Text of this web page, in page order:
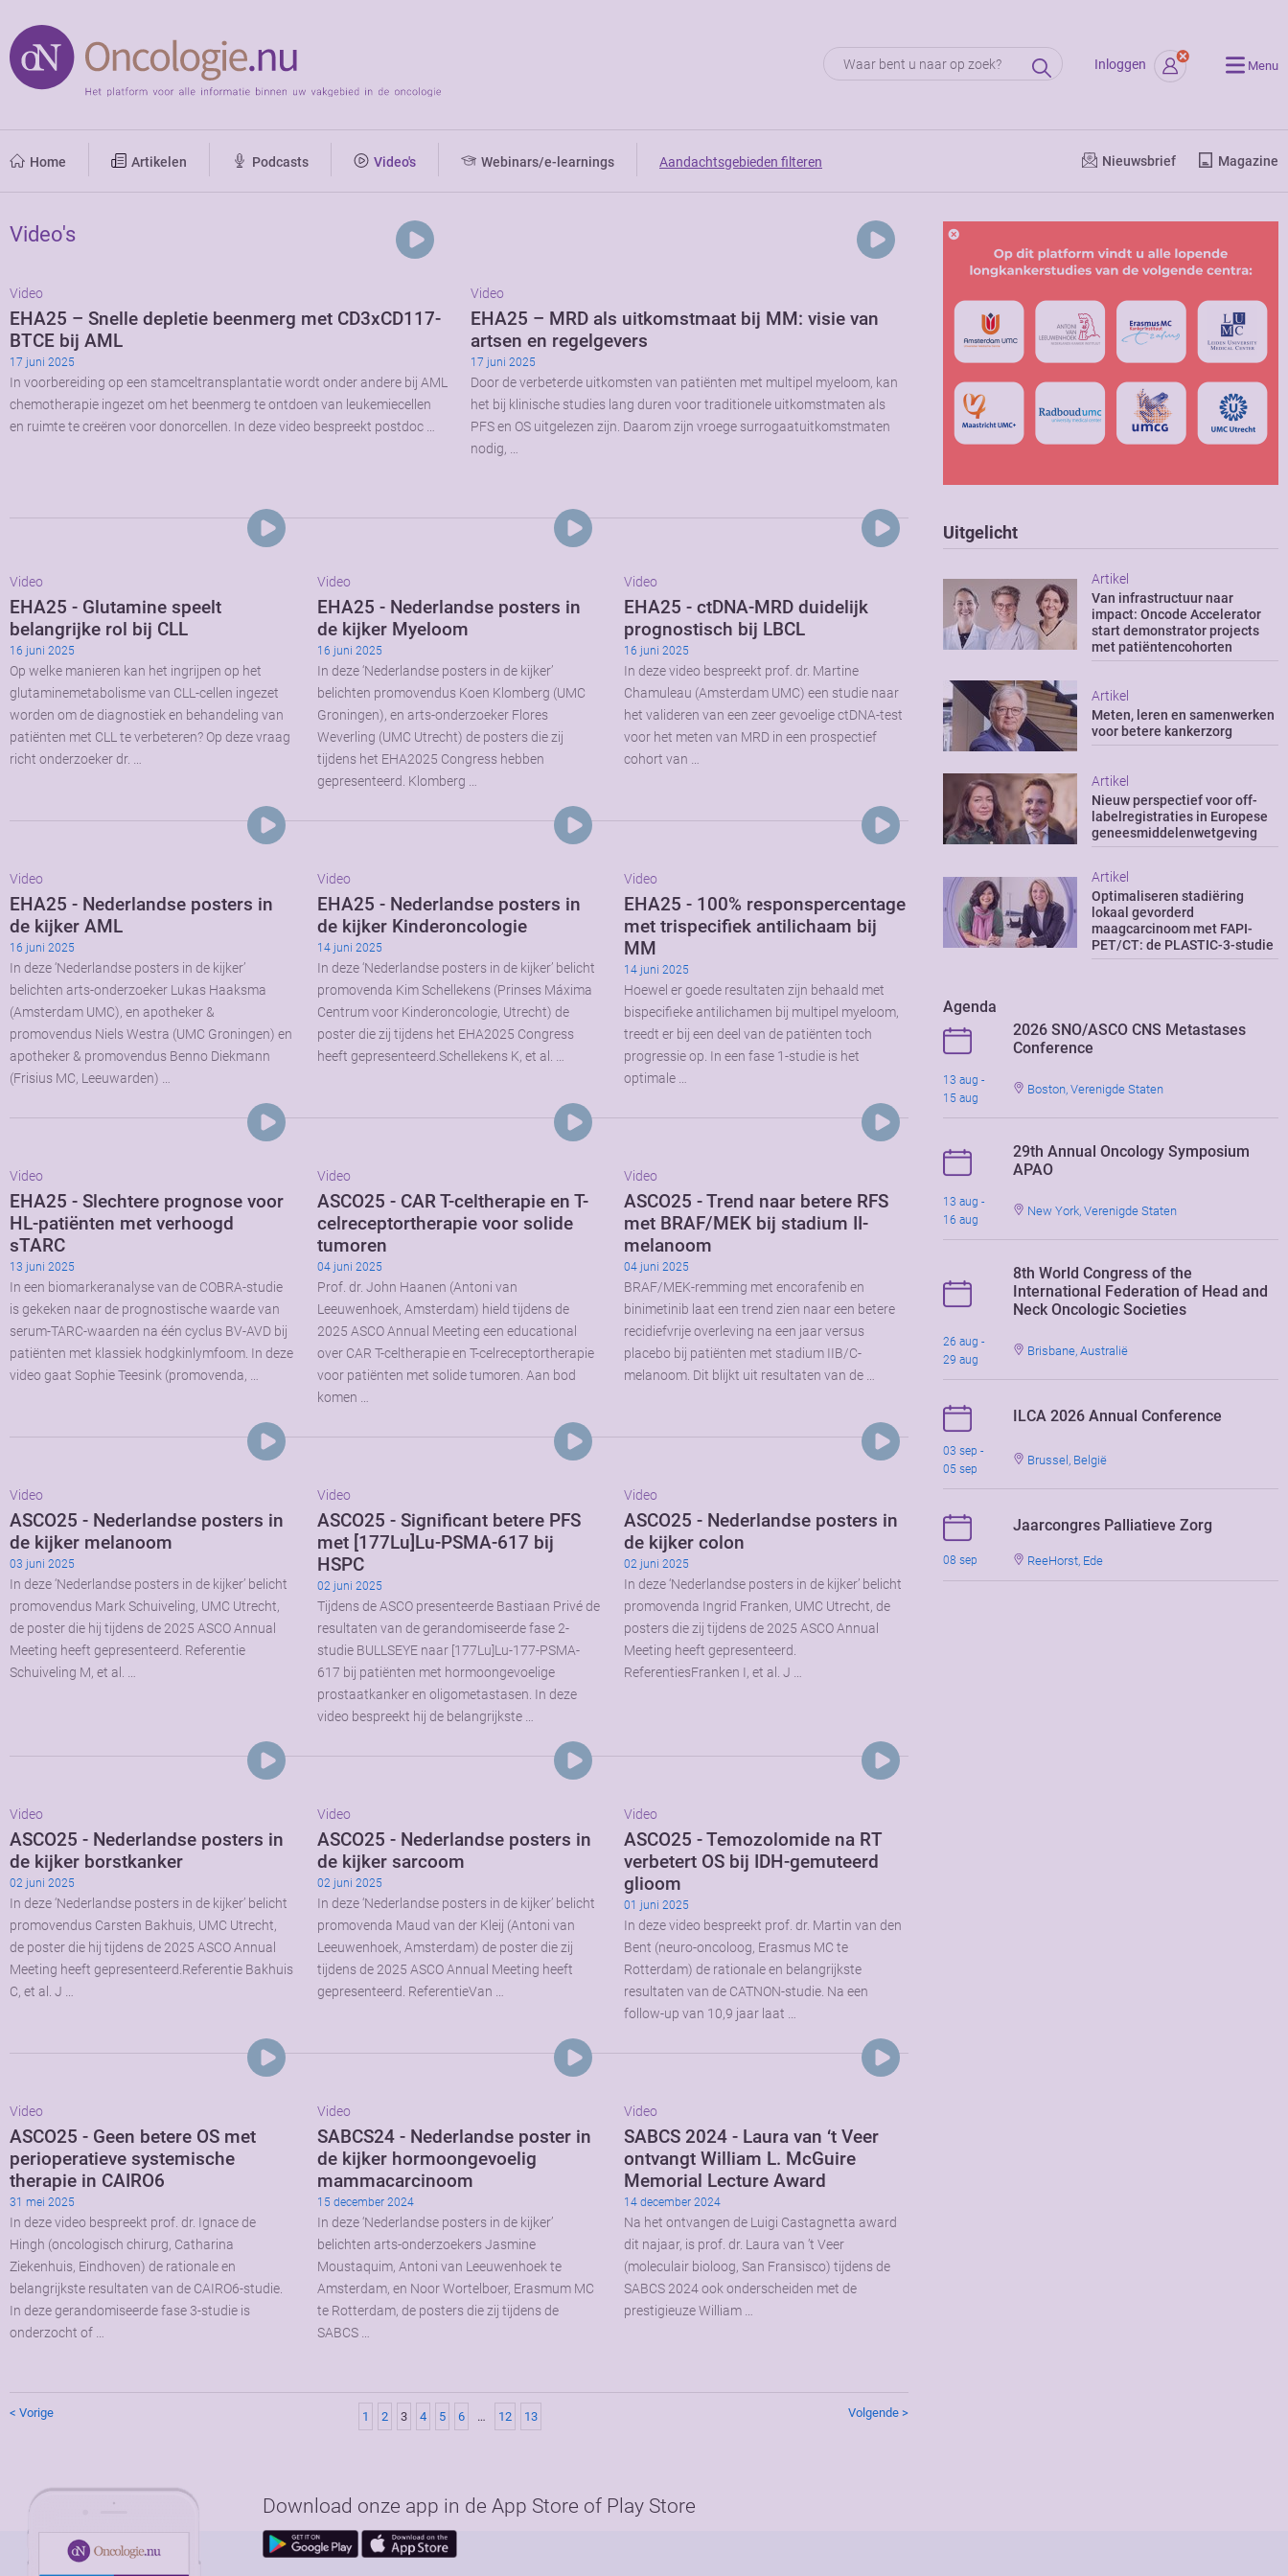
Inloggen Menu
Home Artikelen Podcasts Video's Webinars/e-learnings Aandachtsgebieden filteren Nieuwsbrief Magazine
Video's
Video
EHA25 – Snelle depletie beenmerg met CD3xCD117-
BTCE bij AML
17 juni 2025
In voorbereiding op een stamceltransplantatie wordt onder andere bij AML
chemotherapie ingezet om het beenmerg te ontdoen van leukemiecellen
en ruimte te creëren voor donorcellen. In deze video bespreekt postdoc …
Video
EHA25 – MRD als uitkomstmaat bij MM: visie van
artsen en regelgevers
17 juni 2025
Door de verbeterde uitkomsten van patiënten met multipel myeloom, kan
het bij klinische studies lang duren voor traditionele uitkomstmaten als
PFS en OS uitgelezen zijn. Daarom zijn vroege surrogaatuitkomstmaten
nodig, …
Video
EHA25 - Glutamine speelt
belangrijke rol bij CLL
16 juni 2025
Op welke manieren kan het ingrijpen op het
glutaminemetabolisme van CLL-cellen ingezet
worden om de diagnostiek en behandeling van
patiënten met CLL te verbeteren? Op deze vraag
richt onderzoeker dr. …
Video
EHA25 - Nederlandse posters in
de kijker Myeloom
16 juni 2025
In deze ‘Nederlandse posters in de kijker’
belichten promovendus Koen Klomberg (UMC
Groningen), en arts-onderzoeker Flores
Weverling (UMC Utrecht) de posters die zij
tijdens het EHA2025 Congress hebben
gepresenteerd. Klomberg …
Video
EHA25 - ctDNA-MRD duidelijk
prognostisch bij LBCL
16 juni 2025
In deze video bespreekt prof. dr. Martine
Chamuleau (Amsterdam UMC) een studie naar
het valideren van een zeer gevoelige ctDNA-test
voor het meten van MRD in een prospectief
cohort van …
Video
EHA25 - Nederlandse posters in
de kijker AML
16 juni 2025
In deze ‘Nederlandse posters in de kijker’
belichten arts-onderzoeker Lukas Haaksma
(Amsterdam UMC), en apotheker &
promovendus Niels Westra (UMC Groningen) en
apotheker & promovendus Benno Diekmann
(Frisius MC, Leeuwarden) …
Video
EHA25 - Nederlandse posters in
de kijker Kinderoncologie
14 juni 2025
In deze ‘Nederlandse posters in de kijker’ belicht
promovenda Kim Schellekens (Prinses Máxima
Centrum voor Kinderoncologie, Utrecht) de
poster die zij tijdens het EHA2025 Congress
heeft gepresenteerd.Schellekens K, et al. …
Video
EHA25 - 100% responspercentage
met trispecifiek antilichaam bij
MM
14 juni 2025
Hoewel er goede resultaten zijn behaald met
bispecifieke antilichamen bij multipel myeloom,
treedt er bij een deel van de patiënten toch
progressie op. In een fase 1-studie is het
optimale …
Video
EHA25 - Slechtere prognose voor
HL-patiënten met verhoogd
sTARC
13 juni 2025
In een biomarkeranalyse van de COBRA-studie
is gekeken naar de prognostische waarde van
serum-TARC-waarden na één cyclus BV-AVD bij
patiënten met klassiek hodgkinlymfoom. In deze
video gaat Sophie Teesink (promovenda, …
Video
ASCO25 - CAR T-celtherapie en T-
celreceptortherapie voor solide
tumoren
04 juni 2025
Prof. dr. John Haanen (Antoni van
Leeuwenhoek, Amsterdam) hield tijdens de
2025 ASCO Annual Meeting een educational
over CAR T-celtherapie en T-celreceptortherapie
voor patiënten met solide tumoren. Aan bod
komen …
Video
ASCO25 - Trend naar betere RFS
met BRAF/MEK bij stadium II-
melanoom
04 juni 2025
BRAF/MEK-remming met encorafenib en
binimetinib laat een trend zien naar een betere
recidiefvrije overleving na een jaar versus
placebo bij patiënten met stadium IIB/C-
melanoom. Dit blijkt uit resultaten van de …
Video
ASCO25 - Nederlandse posters in
de kijker melanoom
03 juni 2025
In deze ‘Nederlandse posters in de kijker’ belicht
promovendus Mark Schuiveling, UMC Utrecht,
de poster die hij tijdens de 2025 ASCO Annual
Meeting heeft gepresenteerd. Referentie
Schuiveling M, et al. …
Video
ASCO25 - Significant betere PFS
met [177Lu]Lu-PSMA-617 bij
HSPC
02 juni 2025
Tijdens de ASCO presenteerde Bastiaan Privé de
resultaten van de gerandomiseerde fase 2-
studie BULLSEYE naar [177Lu]Lu-177-PSMA-
617 bij patiënten met hormoongevoelige
prostaatkanker en oligometastasen. In deze
video bespreekt hij de belangrijkste …
Video
ASCO25 - Nederlandse posters in
de kijker colon
02 juni 2025
In deze ‘Nederlandse posters in de kijker’ belicht
promovenda Ingrid Franken, UMC Utrecht, de
posters die zij tijdens de 2025 ASCO Annual
Meeting heeft gepresenteerd.
ReferentiesFranken I, et al. J …
Video
ASCO25 - Nederlandse posters in
de kijker borstkanker
02 juni 2025
In deze ‘Nederlandse posters in de kijker’ belicht
promovendus Carsten Bakhuis, UMC Utrecht,
de poster die hij tijdens de 2025 ASCO Annual
Meeting heeft gepresenteerd.Referentie Bakhuis
C, et al. J …
Video
ASCO25 - Nederlandse posters in
de kijker sarcoom
02 juni 2025
In deze ‘Nederlandse posters in de kijker’ belicht
promovenda Maud van der Kleij (Antoni van
Leeuwenhoek, Amsterdam) de poster die zij
tijdens de 2025 ASCO Annual Meeting heeft
gepresenteerd. ReferentieVan …
Video
ASCO25 - Temozolomide na RT
verbetert OS bij IDH-gemuteerd
glioom
01 juni 2025
In deze video bespreekt prof. dr. Martin van den
Bent (neuro-oncoloog, Erasmus MC te
Rotterdam) de rationale en belangrijkste
resultaten van de CATNON-studie. Na een
follow-up van 10,9 jaar laat …
Video
ASCO25 - Geen betere OS met
perioperatieve systemische
therapie in CAIRO6
31 mei 2025
In deze video bespreekt prof. dr. Ignace de
Hingh (oncologisch chirurg, Catharina
Ziekenhuis, Eindhoven) de rationale en
belangrijkste resultaten van de CAIRO6-studie.
In deze gerandomiseerde fase 3-studie is
onderzocht of …
Video
SABCS24 - Nederlandse poster in
de kijker hormoongevoelig
mammacarcinoom
15 december 2024
In deze ‘Nederlandse posters in de kijker’
belichten arts-onderzoekers Jasmine
Moustaquim, Antoni van Leeuwenhoek te
Amsterdam, en Noor Wortelboer, Erasmum MC
te Rotterdam, de posters die zij tijdens de
SABCS …
Video
SABCS 2024 - Laura van ‘t Veer
ontvangt William L. McGuire
Memorial Lecture Award
14 december 2024
Na het ontvangen de Luigi Castagnetta award
dit najaar, is prof. dr. Laura van ’t Veer
(moleculair bioloog, San Fransisco) tijdens de
SABCS 2024 ook onderscheiden met de
prestigieuze William …
< Vorige 1 2 3 4 5 6 … 12 13 Volgende >
Uitgelicht
Artikel
Van infrastructuur naar
impact: Oncode Accelerator
start demonstrator projects
met patiëntencohorten
Artikel
Meten, leren en samenwerken
voor betere kankerzorg
Artikel
Nieuw perspectief voor off-
labelregistraties in Europese
geneesmiddelenwetgeving
Artikel
Optimaliseren stadiëring
lokaal gevorderd
maagcarcinoom met FAPI-
PET/CT: de PLASTIC-3-studie
Agenda
2026 SNO/ASCO CNS Metastases
Conference
13 aug -
15 aug
Boston, Verenigde Staten
29th Annual Oncology Symposium
APAO
13 aug -
16 aug
New York, Verenigde Staten
8th World Congress of the
International Federation of Head and
Neck Oncologic Societies
26 aug -
29 aug
Brisbane, Australië
ILCA 2026 Annual Conference
03 sep -
05 sep
Brussel, België
Jaarcongres Palliatieve Zorg
08 sep ReeHorst, Ede
Download onze app in de App Store of Play Store